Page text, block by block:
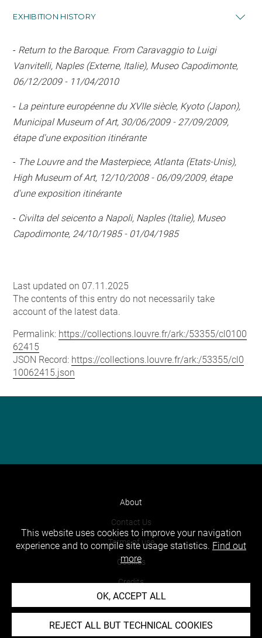
EXHIBITION HISTORY
- Return to the Baroque. From Caravaggio to Luigi
Vanvitelli, Naples (Externe, Italie), Museo Capodimonte,
06/12/2009 - 11/04/2010
- La peinture européenne du XVIIe siècle, Kyoto (Japon),
Municipal Museum of Art, 30/06/2009 - 27/09/2009,
étape d'une exposition itinérante
- The Louvre and the Masterpiece, Atlanta (Etats-Unis),
High Museum of Art, 12/10/2008 - 06/09/2009, étape
d'une exposition itinérante
- Civilta del seicento a Napoli, Naples (Italie), Museo
Capodimonte, 24/10/1985 - 01/04/1985
Last updated on 07.11.2025
The contents of this entry do not necessarily take
account of the latest data.
Permalink: https://collections.louvre.fr/ark:/53355/cl0100
62415
JSON Record: https://collections.louvre.fr/ark:/53355/cl0
10062415.json
About
Contact Us
Terms of use
Cookies
Credits
Accessibility : non compliant
This website uses cookies to improve your navigation
experience and to compile site usage statistics. Find out
more
OK, ACCEPT ALL
REJECT ALL BUT TECHNICAL COOKIES